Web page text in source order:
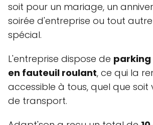
soit pour un mariage, un
soirée d'entreprise ou tout
spécial.
L'entreprise dispose de parking
en fauteuil roulant, ce qui la
accessible à tous, quel que
de transport.